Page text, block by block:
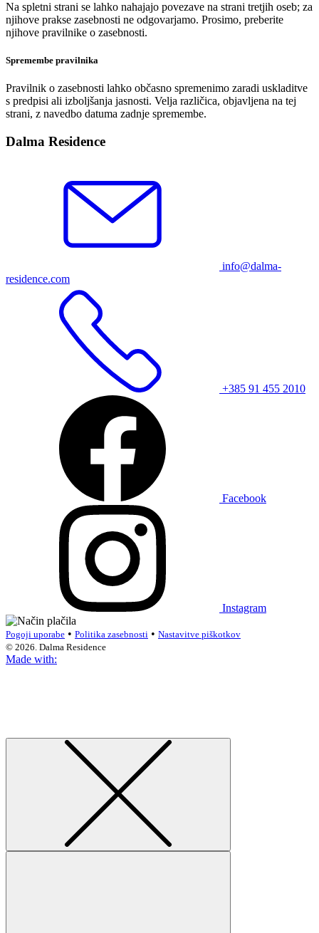
Na spletni strani se lahko nahajajo povezave na strani tretjih oseb; za
njihove prakse zasebnosti ne odgovarjamo. Prosimo, preberite
njihove pravilnike o zasebnosti.
Spremembe pravilnika
Pravilnik o zasebnosti lahko občasno spremenimo zaradi uskladitve
s predpisi ali izboljšanja jasnosti. Velja različica, objavljena na tej
strani, z navedbo datuma zadnje spremembe.
Dalma Residence
info@dalma-
residence.com
+385 91 455 2010
Facebook
Instagram
Pogoji uporabe • Politika zasebnosti • Nastavitve piškotkov
© 2026. Dalma Residence
Made with: